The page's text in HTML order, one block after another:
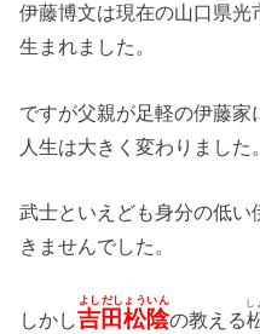
伊藤博文は現在の山口県光
生まれました。
ですが父親が足軽の伊藤
人生は大きく変わりました。
武士といえども身分の低
きませんでした。
しかし吉田松陰
よしだしょういん
の教える
し